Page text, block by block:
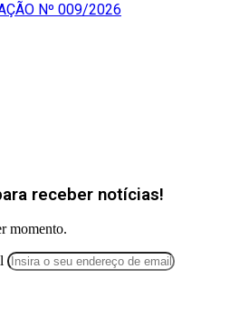
Nº 009/2026
receber notícias!
momento.